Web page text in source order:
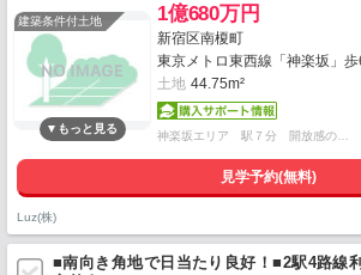
建築条件付土地 1億680万円
新宿区南榎町
東京メトロ東西線「神楽坂」
土地 44.75m²
神楽坂エリア 駅７分 開放感の…
見学予約(無料)
Luz(株)
■南向き角地で日当たり良好！■2駅4路線